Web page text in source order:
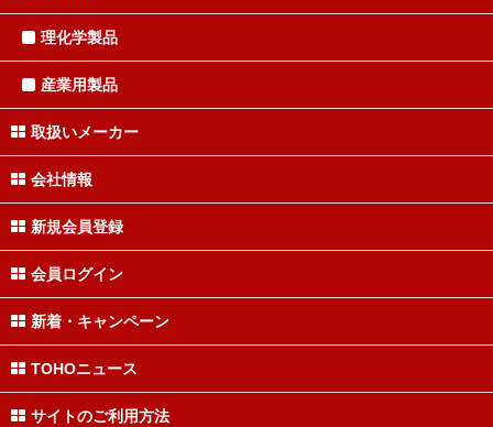
理化学製品
産業用製品
取扱いメーカー
会社情報
新規会員登録
会員ログイン
新着・キャンペーン
TOHOニュース
サイトのご利用方法